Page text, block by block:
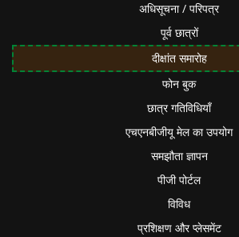
अधिसूचना / परिपत्र
पूर्व छात्रों
दीक्षांत समारोह
फोन बुक
छात्र गतिविधियाँ
एचएनबीजीयू मेल का उपयोग
समझौता ज्ञापन
पीजी पोर्टल
विविध
प्रशिक्षण और प्लेसमेंट